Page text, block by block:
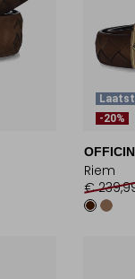
-20%
Riem
€